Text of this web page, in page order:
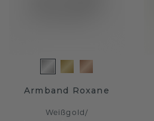
Armband Roxane
Weißgold/